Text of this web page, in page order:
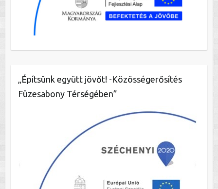
„Építsünk együtt jövőt! -Közösségerősítés
Füzesabony Térségében”